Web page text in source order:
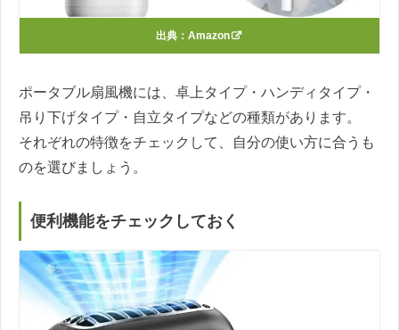
出典： Amazon
ポータブル扇風機には、卓上タイプ・ハンディタイプ・
吊り下げタイプ・自立タイプなどの種類があります。
それぞれの特徴をチェックして、自分の使い方に合うも
のを選びましょう。
便利機能をチェックしておく